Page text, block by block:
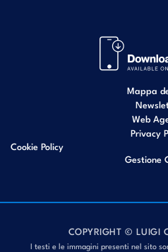
Mappa
Web
Privacy
Cookie Policy
Gestione
COPYRIGHT © LUIGI
I testi e le immagini presenti nel sito